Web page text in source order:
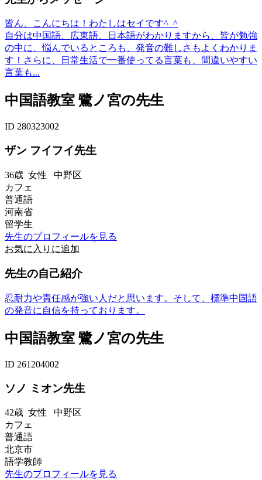
皆ん、こんにちは！わたしはセイです^_^
自分は中国語、広東語、日本語がわかりますから、皆が勉強
の中に、悩んでいるところも、発音の難しさもよくわかりま
す！さらに、日常生活で一番使ってる言葉も、間違いやすい
言葉も...
中国語教室 鷺ノ宮の先生
ID 280323002
ザン フイフイ先生
36歳 女性 中野区
カフェ
普通語
河南省
留学生
先生のプロフィールを見る
お気に入りに追加
先生の自己紹介
忍耐力や責任感が強い人だと思います。そして、標準中国語
の発音に自信を持っております。
中国語教室 鷺ノ宮の先生
ID 261204002
ソノ ミオン先生
42歳 女性 中野区
カフェ
普通語
北京市
語学教師
先生のプロフィールを見る